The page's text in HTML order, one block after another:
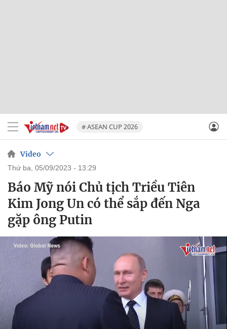
# ASEAN CUP 2026
Video
thứ ba, 05/09/2023 - 13:29
Báo Mỹ nói Chủ tịch Triều Tiên
Kim Jong Un có thể sắp đến Nga
gặp ông Putin